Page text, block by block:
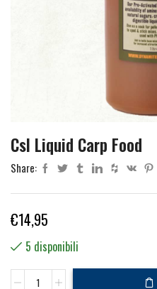
Csl Liquid Carp Food
Share:
€14,95
5 disponibili